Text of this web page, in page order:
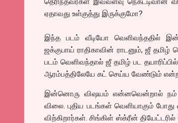
ஏதாவது உள்குத்து இருக்குமோ?
இந்த படம் வீடியோ வெளிவந்ததில்
ஜக்குபாய் ராதிகாவின் ராடனும், ஜீ தமிழ்
படம் வெளிவந்தால் ஜீ தமிழ் பட
ஆரம்பத்திலேயே கட் செய்ய வேண்டும் என்ற
இன்னொரு விஷயம் என்னவென்றால் நம்
விலை. புதிய படங்கள் வெளியாகும் போது
விற்கிறார்கள். சிங்கிள் ஸ்க்ரீன்